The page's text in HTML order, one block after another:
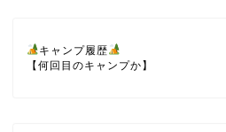
キャンプ履歴
【何回目のキャンプか】